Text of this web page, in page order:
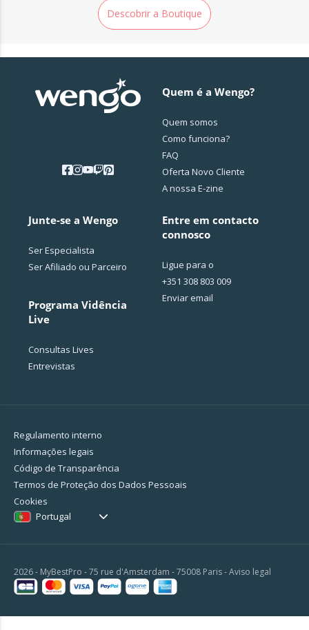
Descobrir a Boutique
Quem é a Wengo?
Quem somos
Como funciona?
FAQ
Oferta Novo Cliente
A nossa E-zine
Junte-se a Wengo
Ser Especialista
Ser Afiliado ou Parceiro
Programa Vidência
Live
Consultas Lives
Entrevistas
Entre em contacto
connosco
Ligue para o
+351 308 803 009
Enviar email
Regulamento interno
Informações legais
Código de Transparência
Termos de Proteção dos Dados Pessoais
Cookies
Portugal
2026 - MyBestPro - 75 rue d'Amsterdam - 75008 Paris -Aviso legal